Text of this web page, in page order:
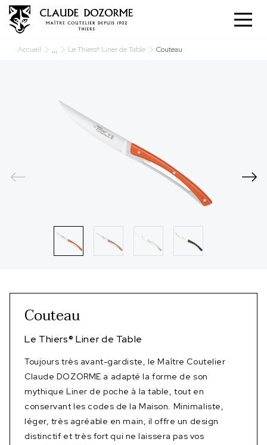
Accueil ... Le Thiers® Liner de Table Couteau
Couteau
Le Thiers® Liner de Table
Toujours très avant-gardiste, le Maître Coutelier
Claude DOZORME a adapté la forme de son
mythique Liner de poche à la table, tout en
conservant les codes de la Maison. Minimaliste,
léger, très agréable en main, il offre un design
distinctif et très fort qui ne laissera pas vos
Panneau de gestion des cookies